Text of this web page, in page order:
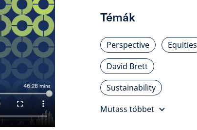
Témák
Perspective
Equities
David Brett
Sustainability
Mutass többet